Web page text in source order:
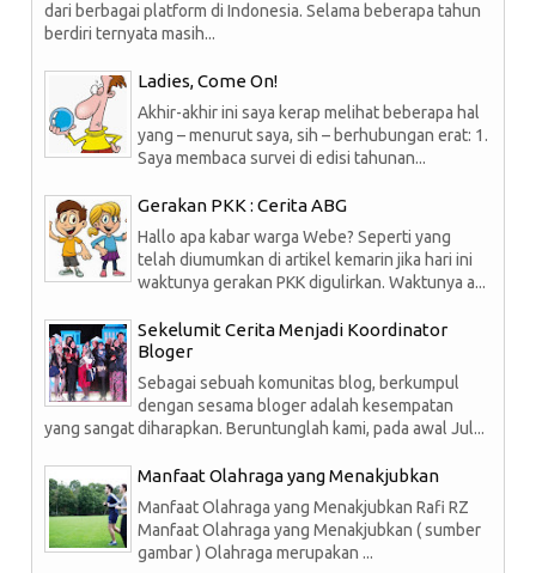
dari berbagai platform di Indonesia. Selama beberapa tahun
berdiri ternyata masih...
Ladies, Come On!
Akhir-akhir ini saya kerap melihat beberapa hal
yang – menurut saya, sih – berhubungan erat: 1.
Saya membaca survei di edisi tahunan...
Gerakan PKK : Cerita ABG
Hallo apa kabar warga Webe? Seperti yang
telah diumumkan di artikel kemarin jika hari ini
waktunya gerakan PKK digulirkan. Waktunya a...
Sekelumit Cerita Menjadi Koordinator
Bloger
Sebagai sebuah komunitas blog, berkumpul
dengan sesama bloger adalah kesempatan
yang sangat diharapkan. Beruntunglah kami, pada awal Jul...
Manfaat Olahraga yang Menakjubkan
Manfaat Olahraga yang Menakjubkan Rafi RZ
Manfaat Olahraga yang Menakjubkan ( sumber
gambar ) Olahraga merupakan ...